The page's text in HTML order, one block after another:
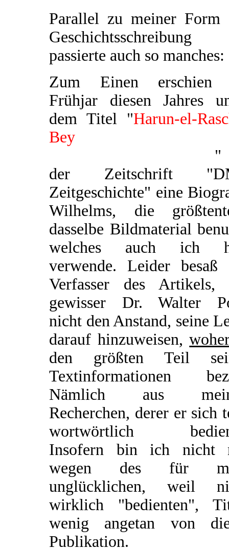
Parallel zu meiner Form
Geschichtsschreibung
passierte auch so manches:
Zum Einen erschien
Frühjar diesen Jahres
dem Titel "Harun-el-
Bey
"
der Zeitschrift
Zeitgeschichte" eine
Wilhelms, die
dasselbe Bildmaterial
welches auch ich
verwende. Leider besaß
Verfasser des Artikels,
gewisser Dr. Walter
nicht den Anstand, seine
darauf hinzuweisen,
den größten Teil
Textinformationen
Nämlich aus
Recherchen, derer er sich
wortwörtlich
Insofern bin ich nicht
wegen des für
unglücklichen, weil
wirklich "bedienten",
wenig angetan von
Publikation.